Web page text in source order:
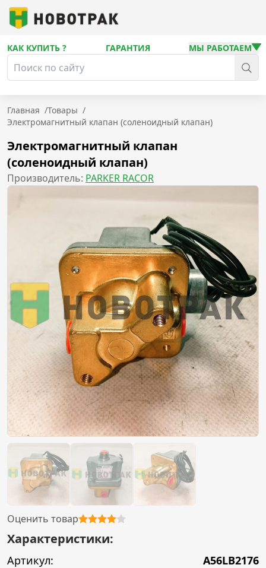
КАК КУПИТЬ ? ГАРАНТИЯ МЫ РАБОТАЕМ
Главная /Товары /
Электромагнитный клапан (соленоидный клапан)
Электромагнитный клапан
(соленоидный клапан)
Производитель: PARKER RACOR
Оценить товар
Характеристики:
Артикул:
A56LB2176